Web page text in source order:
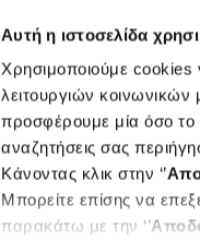
Αυτή η ιστοσελίδα
Χρησιμοποιούμε cookies
λειτουργιών
προσφέρουμε μία όσο το
αναζητήσεις σας
Κάνοντας κλικ στην ‘’
Μπορείτε επίσης να
παρακάτω με την ‘’